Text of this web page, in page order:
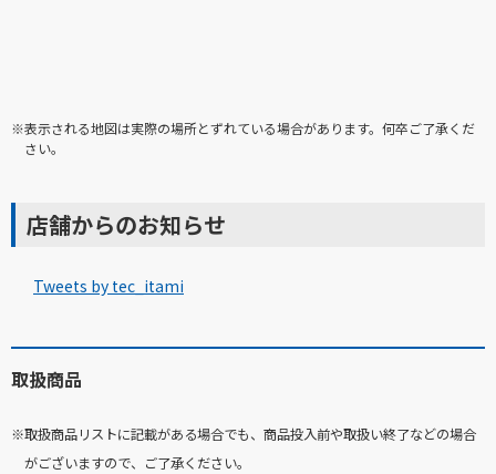
※表示される地図は実際の場所とずれている場合があります。何卒ご了承くだ
さい。
店舗からのお知らせ
Tweets by tec_itami
取扱商品
※取扱商品リストに記載がある場合でも、商品投入前や取扱い終了などの場合
がございますので、ご了承ください。